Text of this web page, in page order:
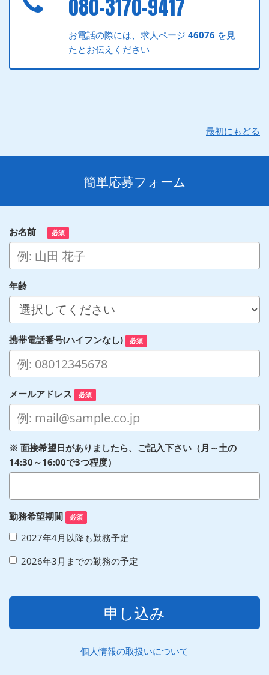
080-3170-9417
お電話の際には、求人ページ46076 を見
たとお伝えください
最初にもどる
簡単応募フォーム
お名前 必須
年齢
携帯電話番号(ハイフンなし) 必須
メールアドレス 必須
※ 面接希望日がありましたら、ご記入下さい（月～土の
14:30～16:00で3つ程度）
勤務希望期間 必須
2027年4月以降も勤務予定
2026年3月までの勤務の予定
申し込み
個人情報の取扱いについて